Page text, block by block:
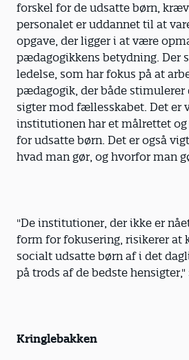
forskel for de udsatte børn,
personalet er uddannet til at
opgave, der ligger i at være
pædagogikkens betydning. Der
ledelse, som har fokus på at
pædagogik, der både stimulerer
sigter mod fællesskabet. Det er
institutionen har et målrettet
for udsatte børn. Det er også
hvad man gør, og hvorfor man
"De institutioner, der ikke er
form for fokusering, risikerer
socialt udsatte børn af i det
på trods af de bedste hensigter,"
Kringlebakken